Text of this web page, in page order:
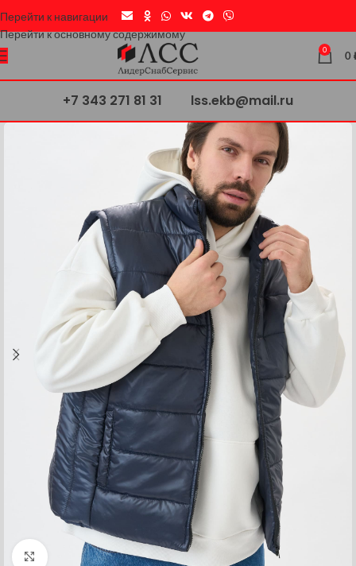
Перейти к навигации
Перейти к основному содержимому
0 0
+7 343 271 81 31 lss.ekb@mail.ru
Нажмите, чтобы увеличить